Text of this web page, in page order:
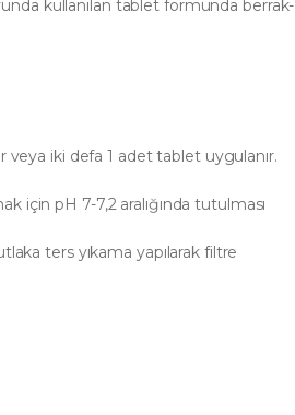
kullanılan tablet formunda berrak-
iki defa 1 adet tablet uygulanır.
için pH 7-7,2 aralığında tutulması
ters yıkama yapılarak filtre